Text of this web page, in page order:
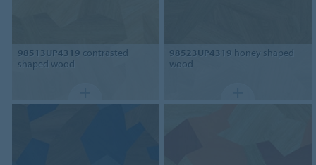
98513UP4319 contrasted
shaped wood
98523UP4319 honey shaped
wood